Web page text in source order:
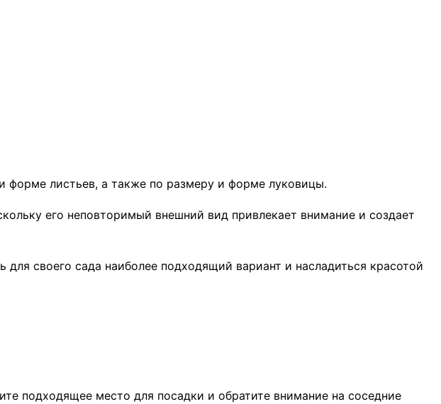
форме листьев, а также по размеру и форме луковицы.
его неповторимый внешний вид привлекает внимание и создает
своего сада наиболее подходящий вариант и насладиться красотой
подходящее место для посадки и обратите внимание на соседние